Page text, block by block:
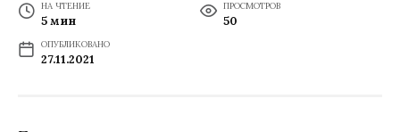
НА ЧТЕНИЕ
5 мин
ПРОСМОТРОВ
50
ОПУБЛИКОВАНО
27.11.2021